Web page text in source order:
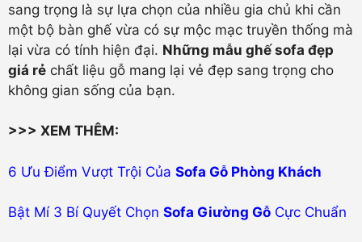
sang trọng là sự lựa chọn của nhiều gia chủ khi cần
một bộ bàn ghế vừa có sự mộc mạc truyền thống mà
lại vừa có tính hiện đại. Những mẫu ghế sofa đẹp
giá rẻ chất liệu gỗ mang lại vẻ đẹp sang trọng cho
không gian sống của bạn.
>>> XEM THÊM:
6 Ưu Điểm Vượt Trội Của Sofa Gỗ Phòng Khách
Bật Mí 3 Bí Quyết Chọn Sofa Giường Gỗ Cực Chuẩn